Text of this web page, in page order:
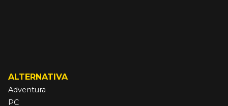
ALTERNATIVA
Adventura
PC